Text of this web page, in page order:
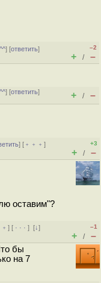
] [ответить]
–2
+ / –
] [ответить]
+ / –
] [ ﹢﹢﹢]
+3
+ / –
оставим"?
] [ · · ·][↓]
–1
+ / –
бы
на 7